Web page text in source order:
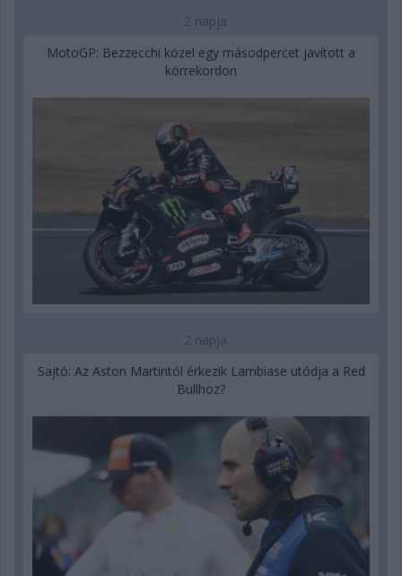
2 napja
MotoGP: Bezzecchi közel egy másodpercet javított a
körrekordon
2 napja
Sajtó: Az Aston Martintól érkezik Lambiase utódja a Red
Bullhoz?